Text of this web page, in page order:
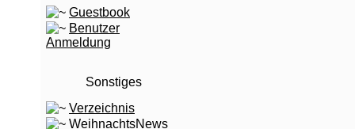
Guestbook
Benutzer
Anmeldung
Sonstiges
Verzeichnis
WeihnachtsNews